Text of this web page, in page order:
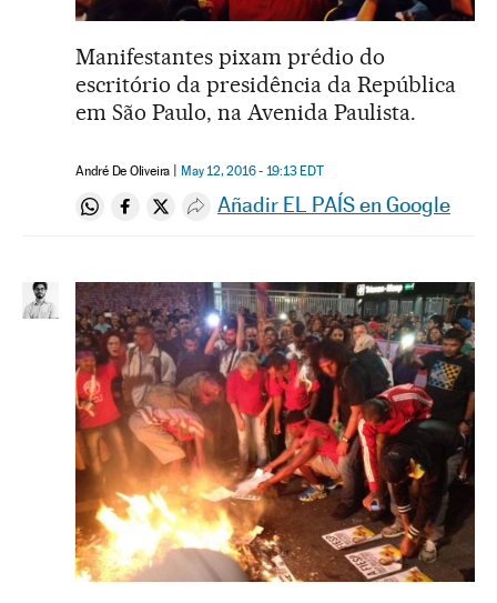
Manifestantes pixam prédio do
escritório da presidência da República
em São Paulo, na Avenida Paulista.
André De Oliveira May 12, 2016 - 19:13 EDT
Compartir en Whatsapp
Compartir en Facebook
Compartir en Twitter
Desplegar Redes Sociales
Añadir EL PAÍS en Google